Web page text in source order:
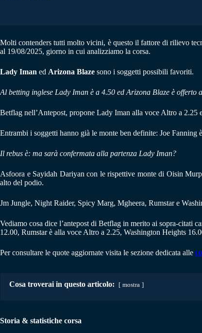
Molti contenders tutti molto vicini, è questo il fattore di rilievo
al 19/08/2025, giorno in cui analizziamo la corsa.
Lady Iman ed Arizona Blaze sono i soggetti possibili favoriti.
Al betting inglese Lady Iman è a 4.50 ed Arizona Blaze è offerto
Betflag nell’Antepost, propone Lady Iman alla voce Altro a 2.25
Entrambi i soggetti hanno già le monte ben definite: Joe
Il rebus è: ma sarà confermata alla partenza Lady Iman?
Asfoora e Sayidah Dariyan con le rispettive monte di Oisin
alto del podio.
Jm Jungle, Night Raider, Spicy Marg, Mgheera, Rumstar e
Vediamo cosa dice l’antepost di Betflag in merito ai sopra-citati
12.00, Rumstar è alla voce Altro a 2.25, Washington Heights
Per consultare le quote aggiornate visita le sezione dedicata alle
Cosa troverai in questo articolo: mostra
Storia & statistiche corsa